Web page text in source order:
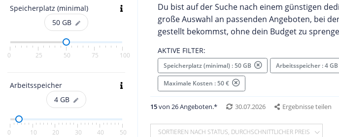
Speicherplatz (minimal)
50 GB
0 25 50 75 100
Arbeitsspeicher
4 GB
0 10 20 30 40 50
Du bist auf der Suche nach einem günstigen
große Auswahl an passenden Angeboten, bei
gestellt bekommst, ohne dein Budget zu
AKTIVE FILTER:
Speicherplatz (minimal) : 50 GB Arbeitsspeicher : 4 GB
Maximale Kosten : 50 €
15von 26 Angeboten.* 30.07.2026 Ergebnisse teilen
SORTIEREN NACH STATUS, DURCHSCHNITTLICHER PREIS